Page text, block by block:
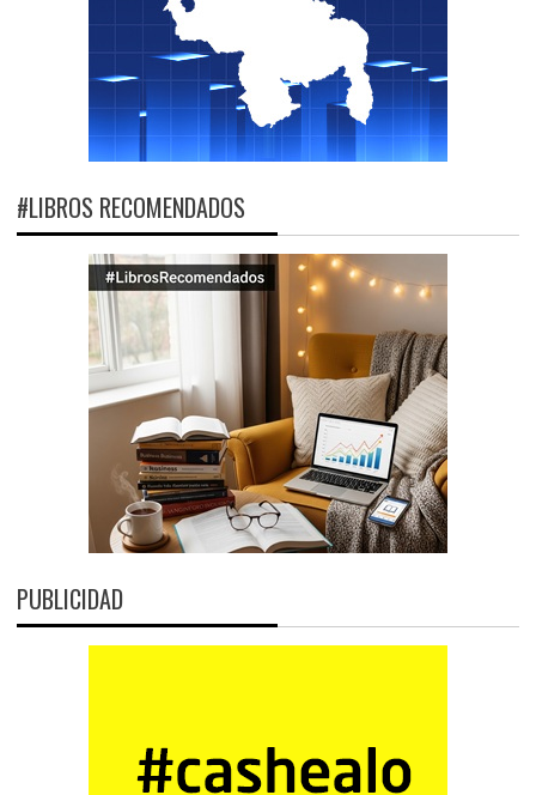
#LIBROS RECOMENDADOS
PUBLICIDAD